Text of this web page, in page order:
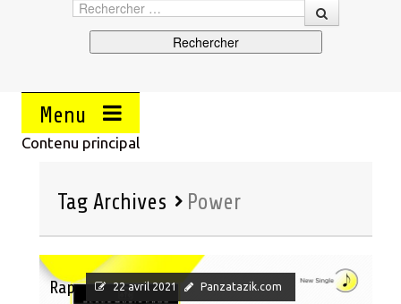
Menu
Contenu principal
Tag Archives Power
Rap 22 avril 2021 Panzatazik.com